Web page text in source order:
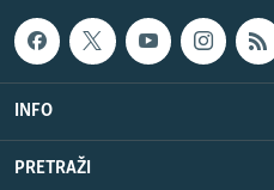
INFO
PRETRAŽI